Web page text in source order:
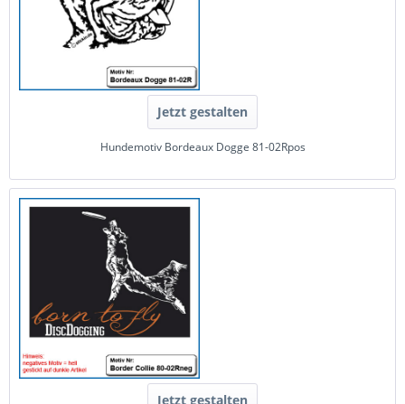
Jetzt gestalten
Hundemotiv Bordeaux Dogge 81-02Rpos
Jetzt gestalten